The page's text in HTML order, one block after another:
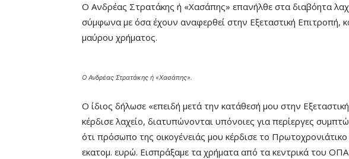
Ο Ανδρέας Στρατάκης ή «Χασάπης» επανήλθε στα διαβόητα
σύμφωνα με όσα έχουν αναφερθεί στην Εξεταστική Επιτροπή,
μαύρου χρήματος.
Ο Ανδρέας Στρατάκης ή «Χασάπης».
Ο ίδιος δήλωσε «επειδή μετά την κατάθεσή μου στην
κέρδισε λαχείο, διατυπώνονται υπόνοιες για περίεργες
ότι πρόσωπο της οικογένειάς μου κέρδισε το
εκατομ. ευρώ. Εισπράξαμε τα χρήματα από τα κεντρικά του